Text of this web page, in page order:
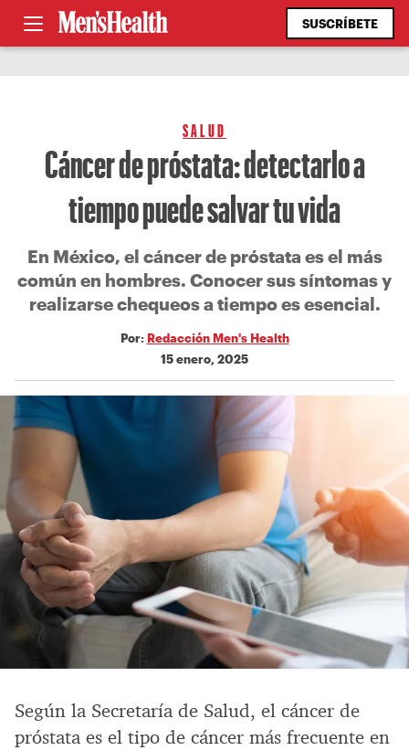
SUSCRÍBETE
SALUD
Cáncer de próstata: detectarlo a
tiempo puede salvar tu vida
En México, el cáncer de próstata es el más
común en hombres. Conocer sus síntomas y
realizarse chequeos a tiempo es esencial.
Por: Redacción Men's Health
15 enero, 2025
Según la Secretaría de Salud, el cáncer de
próstata es el tipo de cáncer más frecuente en